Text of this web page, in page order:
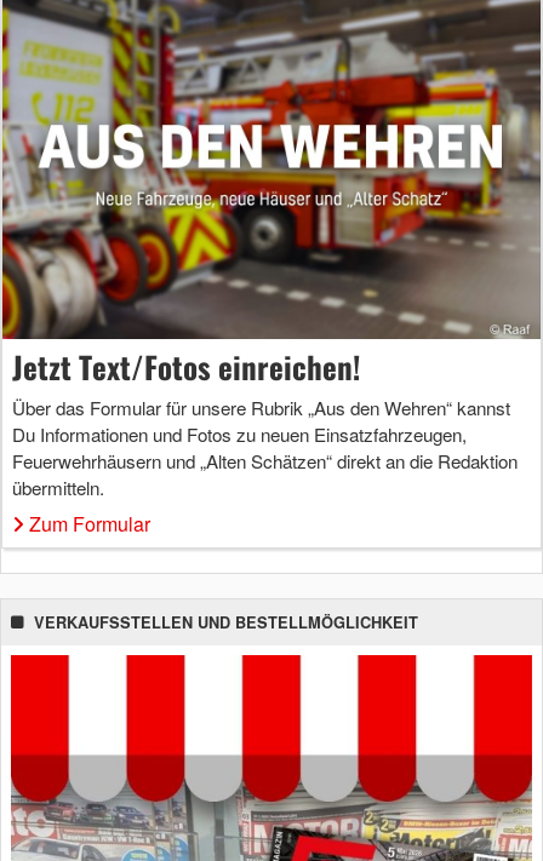
Jetzt Text/Fotos einreichen!
Über das Formular für unsere Rubrik „Aus den Wehren“ kannst
Du Informationen und Fotos zu neuen Einsatzfahrzeugen,
Feuerwehrhäusern und „Alten Schätzen“ direkt an die Redaktion
übermitteln.
Zum Formular
VERKAUFSSTELLEN UND BESTELLMÖGLICHKEIT